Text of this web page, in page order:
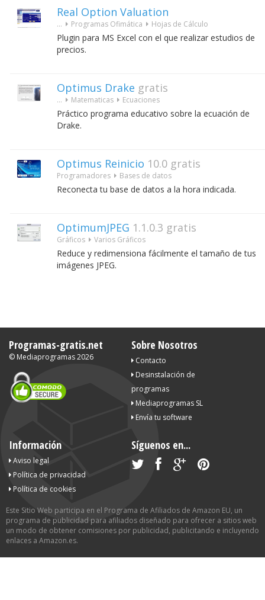
Real Option Valuation
... Programas Ofimática Hojas de Cálculo
Plugin para MS Excel con el que realizar estudios de
precios.
Optimus Drake gratis
... Matematicas Ecuaciones
Práctico programa educativo sobre la ecuación de
Drake.
Optimus Reinicio 10.0 gratis
Programadores Bases de datos
Reconecta tu base de datos a la hora indicada.
OptimumJPEG 1.1.0.3 gratis
Gráficos Varios Gráficos
Reduce y redimensiona fácilmente el tamaño de tus
imágenes JPEG.
Programas-gratis.net
© Mediaprogramas2026
Sobre Nosotros
Contacto
Desinstalación de
programas
Mediaprogramas SL
Envía tu software
Información
Aviso legal
Política de privacidad
Política de cookies
Síguenos en...
Este Sitio Web participa en el Programa de Afiliados de Amazon EU, un
programa de publicidad para afiliados diseñado para ofrecer a sitios web
un modo de obtener comisiones por publicidad, publicitando e incluyendo
enlaces a Amazon.es.